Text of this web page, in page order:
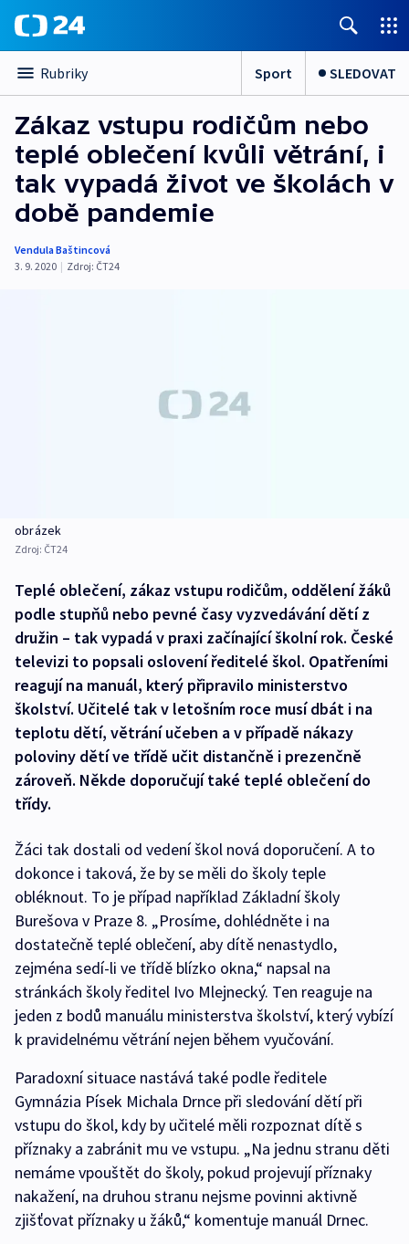
Rubriky Sport SLEDOVAT
Zákaz vstupu rodičům nebo
teplé oblečení kvůli větrání, i
tak vypadá život ve školách v
době pandemie
Vendula Baštincová
3. 9. 2020 | Zdroj: ČT24
obrázek
Zdroj: ČT24
Teplé oblečení, zákaz vstupu rodičům, oddělení žáků
podle stupňů nebo pevné časy vyzvedávání dětí z
družin – tak vypadá v praxi začínající školní rok. České
televizi to popsali oslovení ředitelé škol. Opatřeními
reagují na manuál, který připravilo ministerstvo
školství. Učitelé tak v letošním roce musí dbát i na
teplotu dětí, větrání učeben a v případě nákazy
poloviny dětí ve třídě učit distančně i prezenčně
zároveň. Někde doporučují také teplé oblečení do
třídy.
Žáci tak dostali od vedení škol nová doporučení. A to
dokonce i taková, že by se měli do školy teple
obléknout. To je případ například Základní školy
Burešova v Praze 8. „Prosíme, dohlédněte i na
dostatečně teplé oblečení, aby dítě nenastydlo,
zejména sedí-li ve třídě blízko okna,“ napsal na
stránkách školy ředitel Ivo Mlejnecký. Ten reaguje na
jeden z bodů manuálu ministerstva školství, který vybízí
k pravidelnému větrání nejen během vyučování.
Paradoxní situace nastává také podle ředitele
Gymnázia Písek Michala Drnce při sledování dětí při
vstupu do škol, kdy by učitelé měli rozpoznat dítě s
příznaky a zabránit mu ve vstupu. „Na jednu stranu děti
nemáme vpouštět do školy, pokud projevují příznaky
nakažení, na druhou stranu nejsme povinni aktivně
zjišťovat příznaky u žáků,“ komentuje manuál Drnec.